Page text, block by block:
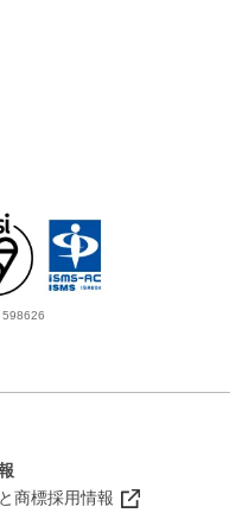
598626
商標採用情報